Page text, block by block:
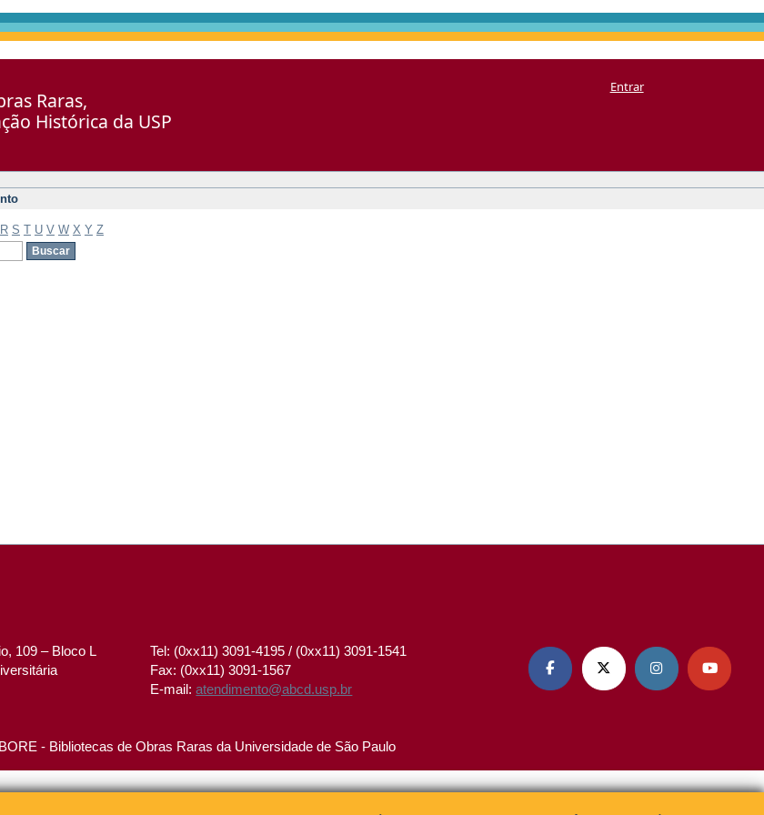
Raras,
Histórica da USP
Entrar
R S T U V W X Y Z
109 – Bloco L
Tel: (0xx11) 3091-4195 / (0xx11) 3091-1541
Fax: (0xx11) 3091-1567
E-mail:atendimento@abcd.usp.br
   
- Bibliotecas de Obras Raras da Universidade de São Paulo